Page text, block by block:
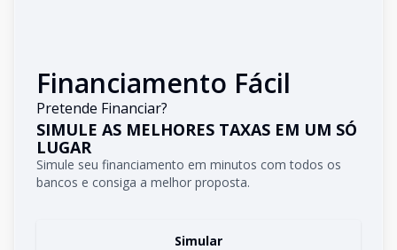
Financiamento Fácil
Pretende Financiar?
SIMULE AS MELHORES TAXAS EM UM SÓ
LUGAR
Simule seu financiamento em minutos com todos os
bancos e consiga a melhor proposta.
Simular